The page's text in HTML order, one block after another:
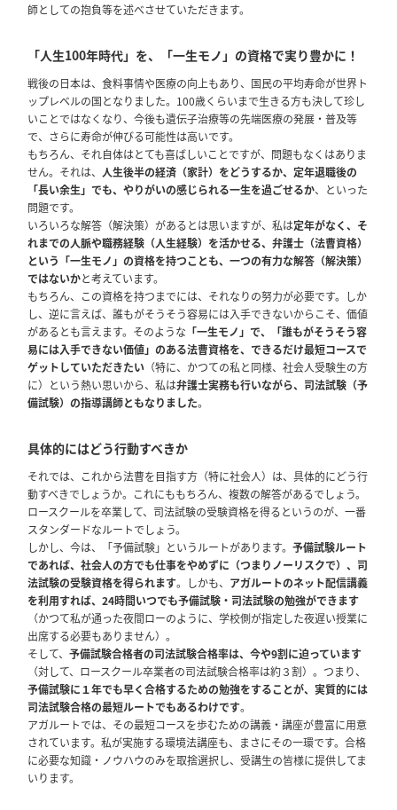
師としての抱負等を述べさせていただきます。
「人生100年時代」を、「一生モノ」の資格で実り豊かに！
戦後の日本は、食料事情や医療の向上もあり、国民の平均寿命が世界ト
ップレベルの国となりました。100歳くらいまで生きる方も決して珍し
いことではなくなり、今後も遺伝子治療等の先端医療の発展・普及等
で、さらに寿命が伸びる可能性は高いです。
もちろん、それ自体はとても喜ばしいことですが、問題もなくはありま
せん。それは、 人生後半の経済（家計）をどうするか、定年退職後の
「長い余生」でも、やりがいの感じられる一生を過ごせるか、といった
問題です。
いろいろな解答（解決策）があるとは思いますが、私は定年がなく、そ
れまでの人脈や職務経験（人生経験）を活かせる、弁護士（法曹資格）
という「一生モノ」の資格を持つことも、一つの有力な解答（解決策）
ではないかと考えています。
もちろん、この資格を持つまでには、それなりの努力が必要です。しか
し、逆に言えば、誰もがそうそう容易には入手できないからこそ、価値
があるとも言えます。そのような 「一生モノ」で、「誰もがそうそう容
易には入手できない価値」のある法曹資格を、できるだけ最短コースで
ゲットしていただきたい （特に、かつての私と同様、社会人受験生の方
に）という熱い思いから、私は弁護士実務も行いながら、司法試験（予
備試験）の指導講師ともなりました。
具体的にはどう行動すべきか
それでは、これから法曹を目指す方（特に社会人）は、具体的にどう行
動すべきでしょうか。これにももちろん、複数の解答があるでしょう。
ロースクールを卒業して、司法試験の受験資格を得るというのが、一番
スタンダードなルートでしょう。
しかし、今は、「予備試験」というルートがあります。 予備試験ルート
であれば、社会人の方でも仕事をやめずに（つまりノーリスクで）、司
法試験の受験資格を得られます。しかも、 アガルートのネット配信講義
を利用すれば、24時間いつでも予備試験・司法試験の勉強ができます
（かつて私が通った夜間ローのように、学校側が指定した夜遅い授業に
出席する必要もありません）。
そして、 予備試験合格者の司法試験合格率は、今や9割に迫っています
（対して、ロースクール卒業者の司法試験合格率は約３割）。つまり、
予備試験に１年でも早く合格するための勉強をすることが、実質的には
司法試験合格の最短ルートでもあるわけです。
アガルートでは、その最短コースを歩むための講義・講座が豊富に用意
されています。私が実施する環境法講座も、まさにその一環です。合格
に必要な知識・ノウハウのみを取捨選択し、受講生の皆様に提供してま
いります。